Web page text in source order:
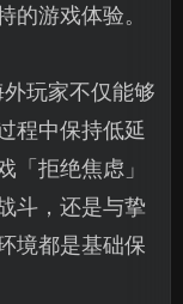
的游戏体验。
玩家不仅能够
程中保持低延
「拒绝焦虑」
斗，还是与挚
境都是基础保